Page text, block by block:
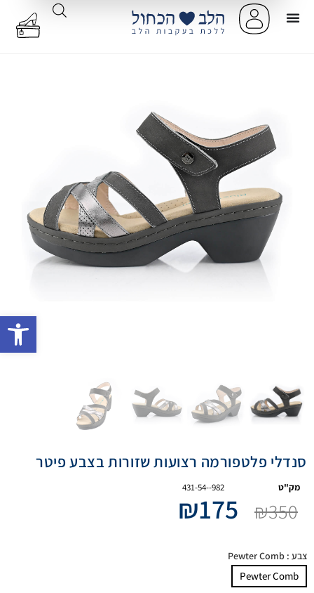
סנדלי פלטפורמה רצועות שזורות בצבע פיטר
מק"ט 431-54--982
₪350
₪175
צבע : Pewter Comb
Pewter Comb